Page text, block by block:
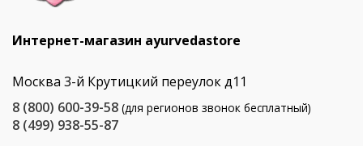
Интернет-магазин ayurvedastore
Москва 3-й Крутицкий переулок д11
8 (800) 600-39-58 (для регионов звонок бесплатный)
8 (499) 938-55-87